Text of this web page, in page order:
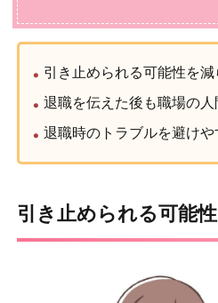
引き止められる可能性を減
退職を伝えた後も職場の
退職時のトラブルを避けや
引き止められる可能